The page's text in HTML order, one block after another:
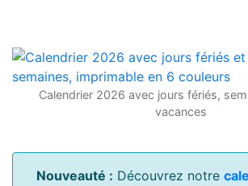
Calendrier 2026 avec jours fériés,
vacances
Nouveauté : Découvrez notre